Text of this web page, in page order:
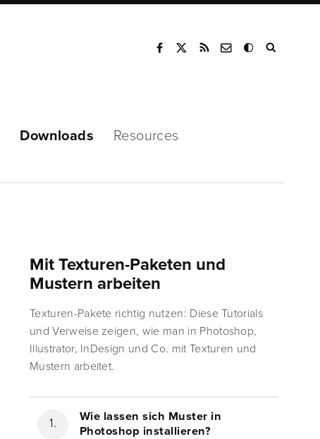
Downloads Resources
Mit Texturen-Paketen und
Mustern arbeiten
Texturen-Pakete richtig nutzen: Diese Tutorials
und Verweise zeigen, wie man in Photoshop,
Illustrator, InDesign und Co. mit Texturen und
Mustern arbeitet.
Wie lassen sich Muster in
Photoshop installieren?